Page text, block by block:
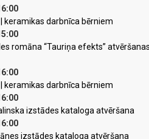
keramikas darbnīca bērniem
romāna “Tauriņa efekts”
keramikas darbnīca bērniem
izstādes kataloga atvēršana
izstādes kataloga atvēršana